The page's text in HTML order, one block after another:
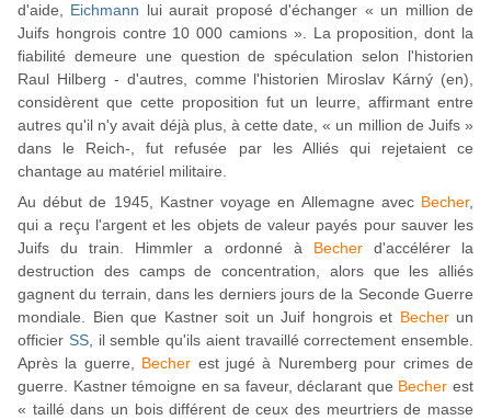
d'aide, Eichmann lui aurait proposé d'échanger « un million de
Juifs hongrois contre 10 000 camions ». La proposition, dont la
fiabilité demeure une question de spéculation selon l'historien
Raul Hilberg - d'autres, comme l'historien Miroslav Kárný (en),
considèrent que cette proposition fut un leurre, affirmant entre
autres qu'il n'y avait déjà plus, à cette date, « un million de Juifs »
dans le Reich-, fut refusée par les Alliés qui rejetaient ce
chantage au matériel militaire.
Au début de 1945, Kastner voyage en Allemagne avec Becher,
qui a reçu l'argent et les objets de valeur payés pour sauver les
Juifs du train. Himmler a ordonné à Becher d'accélérer la
destruction des camps de concentration, alors que les alliés
gagnent du terrain, dans les derniers jours de la Seconde Guerre
mondiale. Bien que Kastner soit un Juif hongrois et Becherun
officier SS, il semble qu'ils aient travaillé correctement ensemble.
Après la guerre, Becher est jugé à Nuremberg pour crimes de
guerre. Kastner témoigne en sa faveur, déclarant que Becher est
« taillé dans un bois différent de ceux des meurtriers de masse